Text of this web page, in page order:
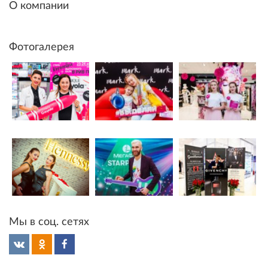
О компании
Фотогалерея
Мы в соц. сетях